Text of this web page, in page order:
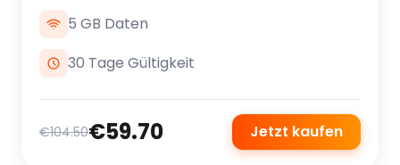
5 GB Daten
30 Tage Gültigkeit
€104.50€59.70 Jetzt kaufen